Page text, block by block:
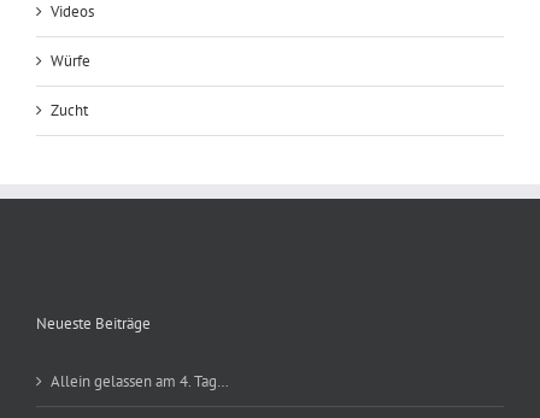
Videos
Würfe
Zucht
Neueste Beiträge
Allein gelassen am 4. Tag…